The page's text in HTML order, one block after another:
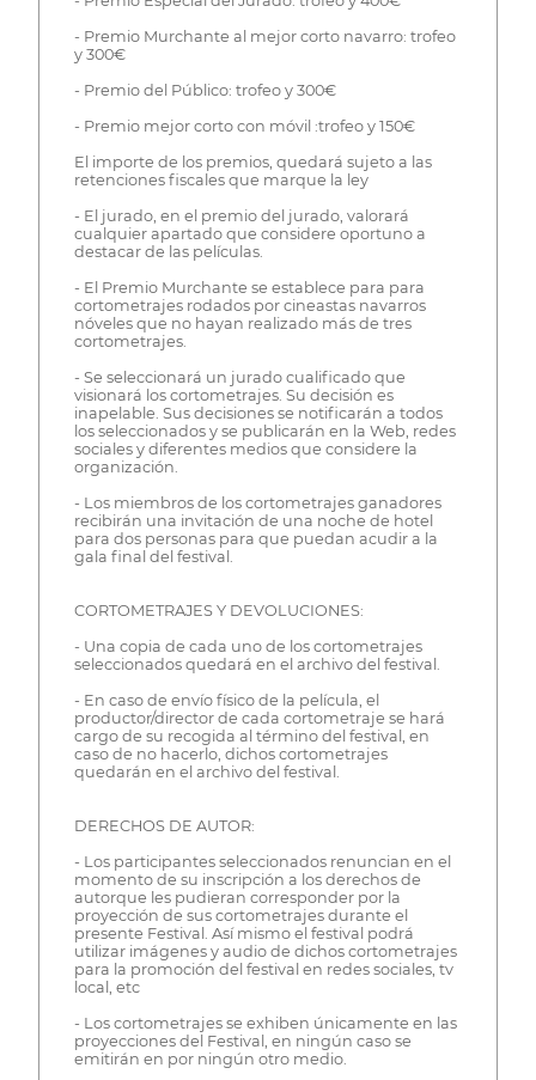
- Premio Murchante al mejor corto navarro: trofeo
y 300€
- Premio del Público: trofeo y 300€
- Premio mejor corto con móvil :trofeo y 150€
El importe de los premios, quedará sujeto a las
retenciones fiscales que marque la ley
- El jurado, en el premio del jurado, valorará
cualquier apartado que considere oportuno a
destacar de las películas.
- El Premio Murchante se establece para para
cortometrajes rodados por cineastas navarros
nóveles que no hayan realizado más de tres
cortometrajes.
- Se seleccionará un jurado cualificado que
visionará los cortometrajes. Su decisión es
inapelable. Sus decisiones se notificarán a todos
los seleccionados y se publicarán en la Web, redes
sociales y diferentes medios que considere la
organización.
- Los miembros de los cortometrajes ganadores
recibirán una invitación de una noche de hotel
para dos personas para que puedan acudir a la
gala final del festival.
CORTOMETRAJES Y DEVOLUCIONES:
- Una copia de cada uno de los cortometrajes
seleccionados quedará en el archivo del festival.
- En caso de envío físico de la película, el
productor/director de cada cortometraje se hará
cargo de su recogida al término del festival, en
caso de no hacerlo, dichos cortometrajes
quedarán en el archivo del festival.
DERECHOS DE AUTOR:
- Los participantes seleccionados renuncian en el
momento de su inscripción a los derechos de
autorque les pudieran corresponder por la
proyección de sus cortometrajes durante el
presente Festival. Así mismo el festival podrá
utilizar imágenes y audio de dichos cortometrajes
para la promoción del festival en redes sociales, tv
local, etc
- Los cortometrajes se exhiben únicamente en las
proyecciones del Festival, en ningún caso se
emitirán en por ningún otro medio.